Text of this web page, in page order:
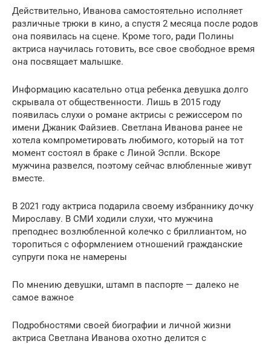
Действительно, Иванова самостоятельно исполняет
различные трюки в кино, а спустя 2 месяца после родов
она появилась на сцене. Кроме того, ради Полины
актриса научилась готовить, все свое свободное время
она посвящает малышке.
Информацию касательно отца ребенка девушка долго
скрывала от общественности. Лишь в 2015 году
появилась слухи о романе актрисы с режиссером по
имени Джаник Файзиев. Светлана Иванова ранее не
хотела компрометировать любимого, который на тот
момент состоял в браке с Линой Эспли. Вскоре
мужчина развелся, поэтому сейчас влюбленные живут
вместе.
В 2021 году актриса подарила своему избраннику дочку
Мирославу. В СМИ ходили слухи, что мужчина
преподнес возлюбленной колечко с бриллиантом, но
торопиться с оформлением отношений гражданские
супруги пока не намерены
По мнению девушки, штамп в паспорте — далеко не
самое важное
Подробностями своей биографии и личной жизни
актриса Светлана Иванова охотно делится с